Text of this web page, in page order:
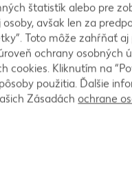
a v prípadne
Poriadne
do horúcej
štatistík alebo pre
avšak len za
Toto môže zahŕňať
ochrany osobných
cookies. Kliknutím na
použitia. Ďalšie
Zásadách ochrane